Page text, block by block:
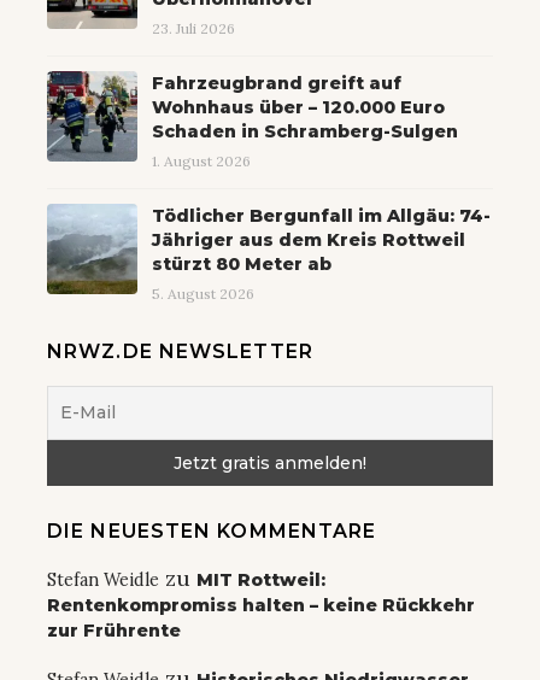
23. Juli 2026
Fahrzeugbrand greift auf
Wohnhaus über – 120.000 Euro
Schaden in Schramberg-Sulgen
1. August 2026
Tödlicher Bergunfall im Allgäu: 74-
Jähriger aus dem Kreis Rottweil
stürzt 80 Meter ab
5. August 2026
NRWZ.DE NEWSLETTER
DIE NEUESTEN KOMMENTARE
Stefan Weidle zu MIT Rottweil:
Rentenkompromiss halten – keine Rückkehr
zur Frührente